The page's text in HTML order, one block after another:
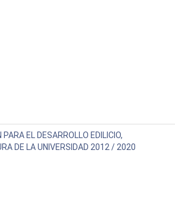
EL DESARROLLO EDILICIO,
DE LA UNIVERSIDAD 2012 / 2020